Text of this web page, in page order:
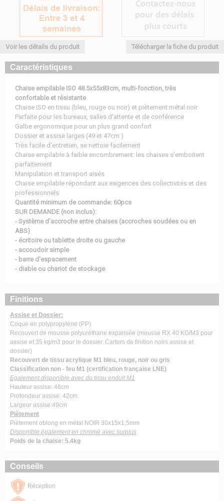
Voir les détails du produit Télécharger la fiche du produit
Caractéristiques
Chaise empilable ISO 48.5x55x83cm, multi-fonction, très
confortable et résistante
Chaise ISO en tissu (bleu, rouge ou noir) et piètement métal noir
Parfaite pour les bureaux, salles d'attente et de conférence
Galbe ergonomique pour un plus grand confort
Dossier et assise larges (49 et 47cm )
Très facile d'entretien, se nettoie facilement
Chaise empilable à faible encombrement: les chaises s'emboitent
parfaitement
Manipulation et transport aisés
Chaise empilable répondant aux exigences des collectivités et des
professionnels
Quantité minimum de commande: 60pcs
SUR DEMANDE (non inclus):
- Système d'accroche entre chaises (accroches soudées ou en
ABS)
- écritoire ou tablette droite ou gauche
- accoudoir simple
- barre d'espacement
- diable ou chariot de stockage
Finitions
Assise et Dossier:
Coque en polypropylène (PP)
Recouvert de mousse polyuréthane expansée (mousse RX 40 KG/M3 pour
assise et 35 kg/m3 pour le dossier. Carters de finition noirs assise et
dossier)
Recouvert de tissu acrylique M1 bleu, rouge, noir ou gris
Classification non - feu M1 (certification française LNE)
Egalement disponible avec du tissu enduit M1
Hauteur assise: 46cm
Profondeur assise: 42cm
Largeur assise:49cm
Piètement
Piètement oblong en métal NOIR 30x15x1,5mm
Disponible également en chromé avec surplus
Poids de la chaise: 5.4kg
Conseils
Réception